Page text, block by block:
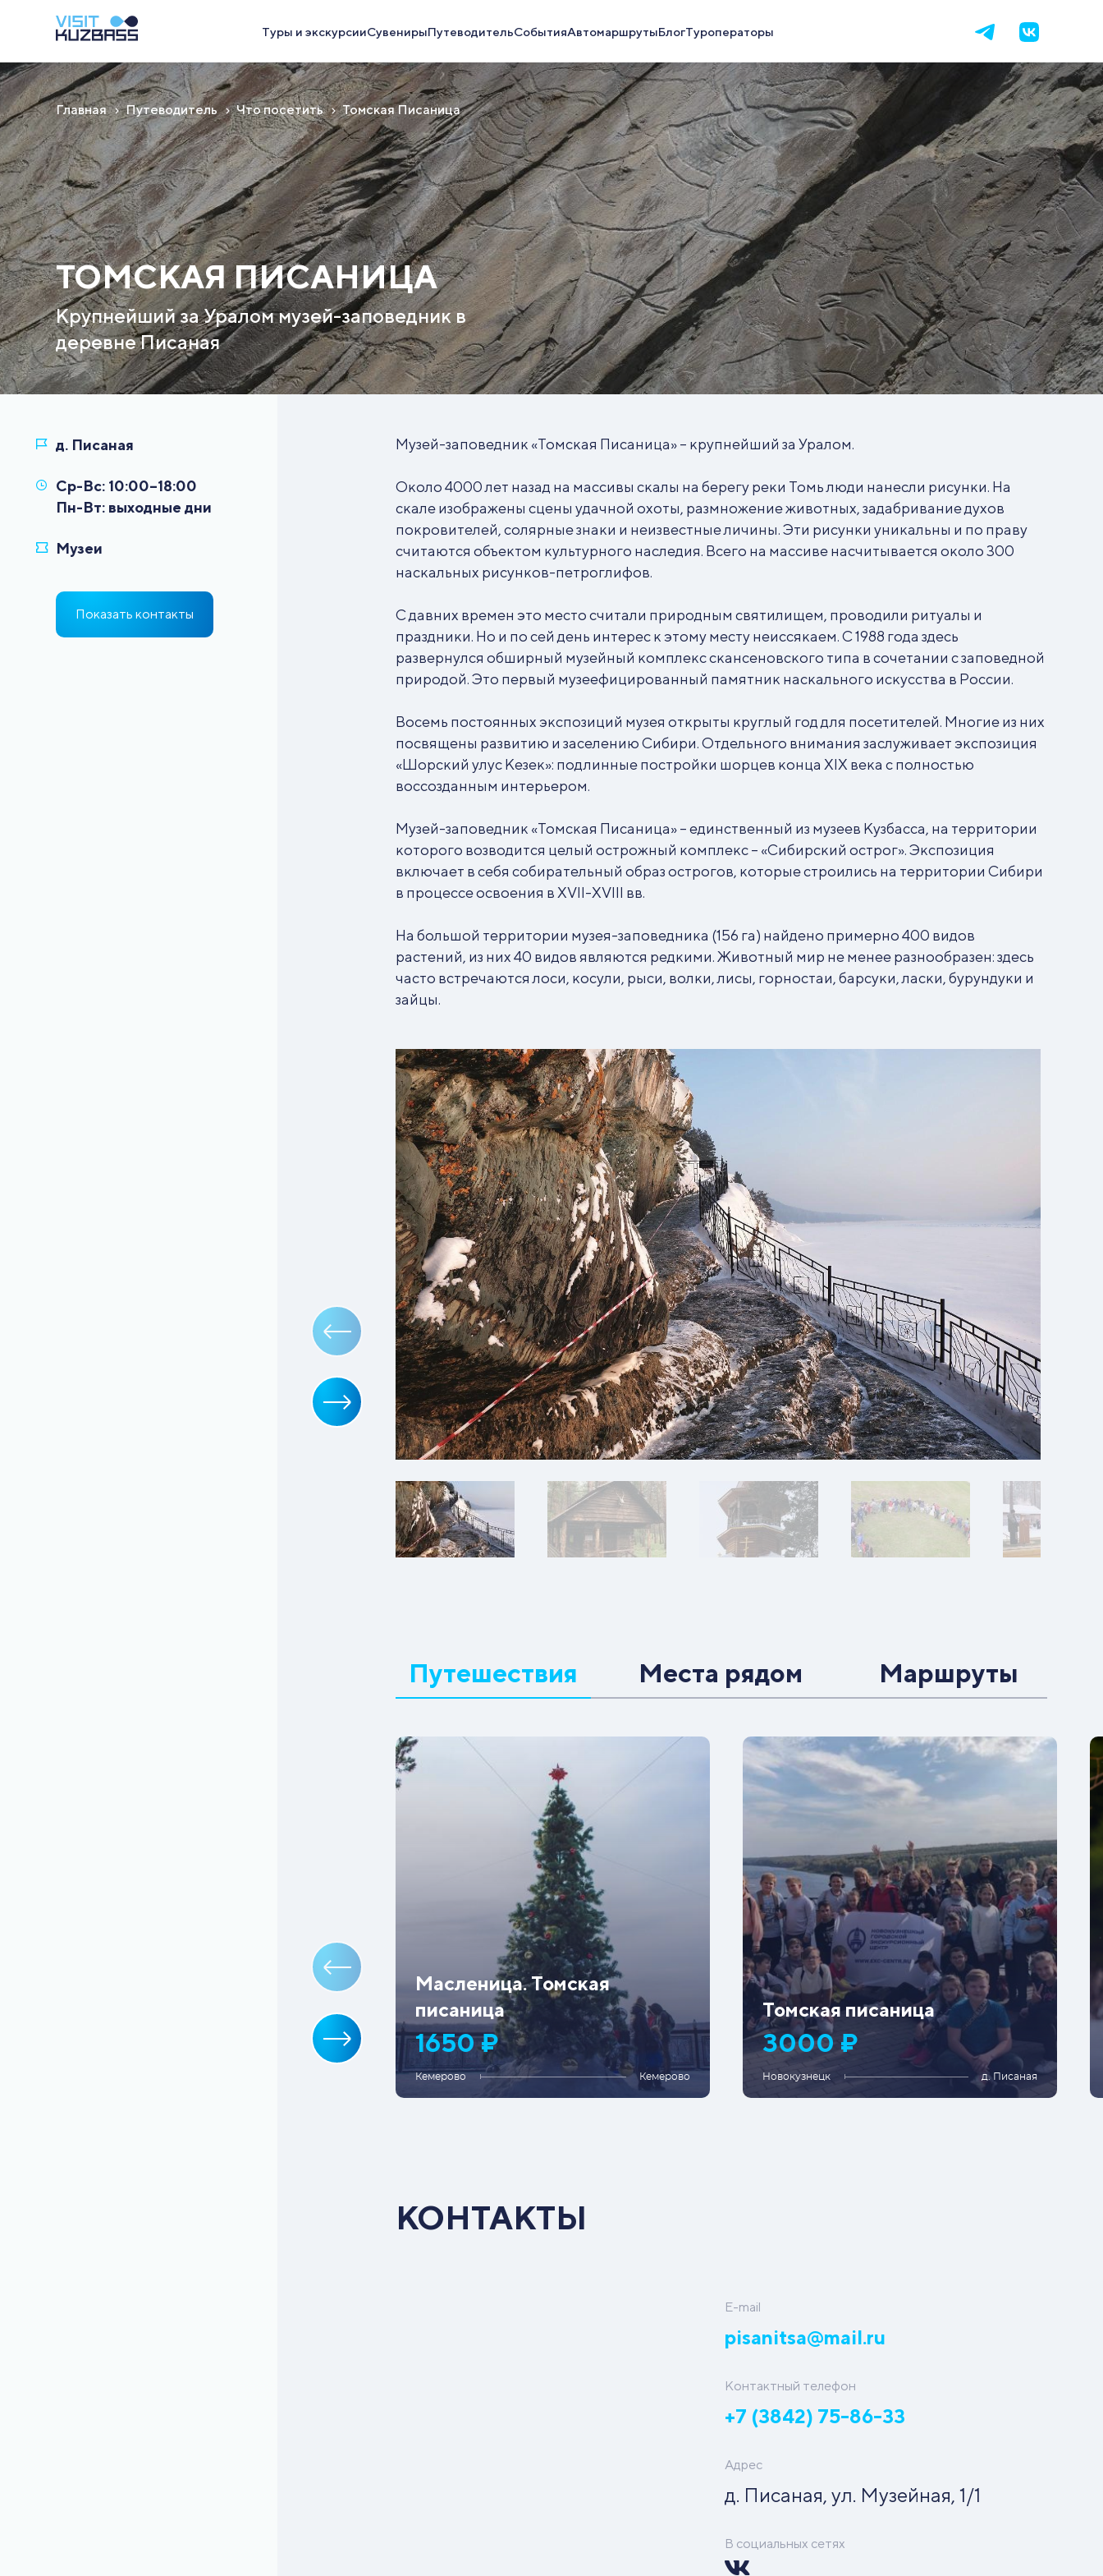
Туры и экскурсииСувенирыПутеводительСобытияАвтомаршрутыБлогТуроператоры
Главная Путеводитель Что посетить Томская Писаница
ТОМСКАЯ ПИСАНИЦА
Крупнейший за Уралом музей-заповедник в
деревне Писаная
Ср-Вс: 10:00–18:00
Показать контакты
Музей-заповедник «Томская Писаница» – крупнейший за Уралом.
Около 4000 лет назад на массивы скалы на берегу реки Томь люди нанесли рисунки. На
скале изображены сцены удачной охоты, размножение животных, задабривание духов
покровителей, солярные знаки и неизвестные личины. Эти рисунки уникальны и по праву
считаются объектом культурного наследия. Всего на массиве насчитывается около 300
наскальных рисунков-петроглифов.
С давних времен это место считали природным святилищем, проводили ритуалы и
праздники. Но и по сей день интерес к этому месту неиссякаем. С 1988 года здесь
развернулся обширный музейный комплекс скансеновского типа в сочетании с заповедной
природой. Это первый музеефицированный памятник наскального искусства в России.
Восемь постоянных экспозиций музея открыты круглый год для посетителей. Многие из них
посвящены развитию и заселению Сибири. Отдельного внимания заслуживает экспозиция
«Шорский улус Кезек»: подлинные постройки шорцев конца XIX века с полностью
воссозданным интерьером.
Музей-заповедник «Томская Писаница» – единственный из музеев Кузбасса, на территории
которого возводится целый острожный комплекс – «Сибирский острог». Экспозиция
включает в себя собирательный образ острогов, которые строились на территории Сибири
в процессе освоения в XVII-XVIII вв.
На большой территории музея-заповедника (156 га) найдено примерно 400 видов
растений, из них 40 видов являются редкими. Животный мир не менее разнообразен: здесь
часто встречаются лоси, косули, рыси, волки, лисы, горностаи, барсуки, ласки, бурундуки и
зайцы.
Путешествия Места рядом Маршруты
Масленица. Томская
писаница
1650 ₽
Кемерово Кемерово
Томская писаница
3000 ₽
Новокузнецк д. Писаная
КОНТАКТЫ
E-mail
pisanitsa@mail.ru
Контактный телефон
+7 (3842) 75-86-33
Адрес
д. Писаная, ул. Музейная, 1/1
В социальных сетях